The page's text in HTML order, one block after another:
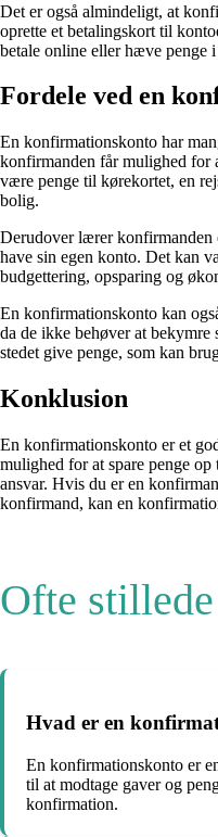
Det er også almindeligt, at
oprette et betalingskort til
betale online eller hæve penge
Fordele ved en
En konfirmationskonto har
konfirmanden får mulighed for
være penge til kørekortet, en
bolig.
Derudover lærer konfirmanden
have sin egen konto. Det kan
budgettering, opsparing og
En konfirmationskonto kan
da de ikke behøver at bekymre
stedet give penge, som kan
Konklusion
En konfirmationskonto er et
mulighed for at spare penge
ansvar. Hvis du er en
konfirmand, kan en
Ofte
Hvad er en
En konfirmationskonto er
til at modtage gaver og
konfirmation.